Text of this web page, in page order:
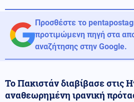
Προσθέστε το
προτιμώμενη πηγή στα
αναζήτησης στην Google.
Το Πακιστάν διαβίβασε στις
αναθεωρημένη ιρανική